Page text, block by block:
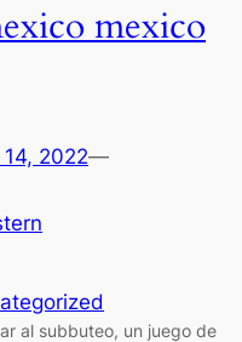
mexico
14, 2022—
al subbuteo, un juego de